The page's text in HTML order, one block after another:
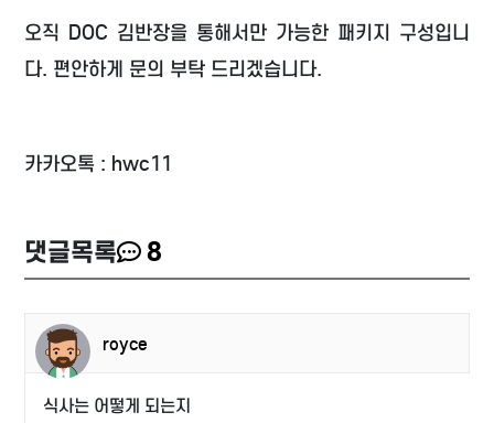
오직 DOC 김반장을 통해서만 가능한 패키지 구성입니
다. 편안하게 문의 부탁 드리겠습니다.
카카오톡 : hwc11
댓글목록 8
royce
식사는 어떻게 되는지